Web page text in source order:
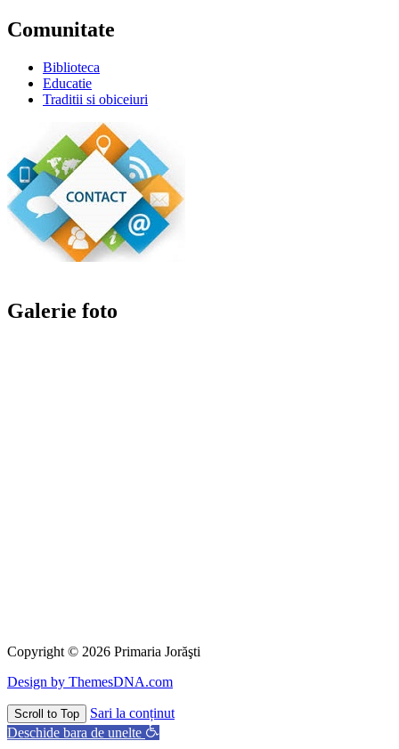
Comunitate
Biblioteca
Educatie
Traditii si obiceiuri
Galerie foto
Copyright © 2026 Primaria Jorăşti
Design by ThemesDNA.com
Scroll to Top
Sari la conținut
Deschide bara de unelte